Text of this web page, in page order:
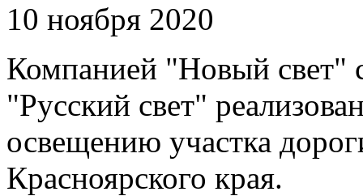
10 ноября 2020
Компанией "Новый свет"
"Русский свет"
освещению участка
Красноярского края.